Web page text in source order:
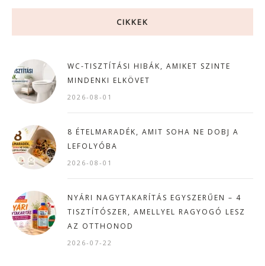
CIKKEK
WC-TISZTÍTÁSI HIBÁK, AMIKET SZINTE
MINDENKI ELKÖVET
2026-08-01
8 ÉTELMARADÉK, AMIT SOHA NE DOBJ A
LEFOLYÓBA
2026-08-01
NYÁRI NAGYTAKARÍTÁS EGYSZERŰEN – 4
TISZTÍTÓSZER, AMELLYEL RAGYOGÓ LESZ
AZ OTTHONOD
2026-07-22